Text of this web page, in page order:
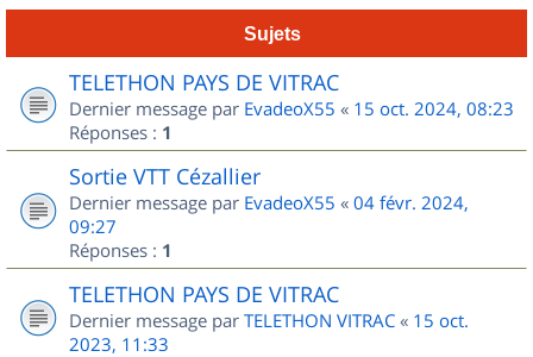
Sujets
TELETHON PAYS DE VITRAC
Dernier message par EvadeoX55 « 15 oct. 2024, 08:23
Réponses : 1
Sortie VTT Cézallier
Dernier message par EvadeoX55 « 04 févr. 2024,
09:27
Réponses : 1
TELETHON PAYS DE VITRAC
Dernier message par TELETHON VITRAC « 15 oct.
2023, 11:33